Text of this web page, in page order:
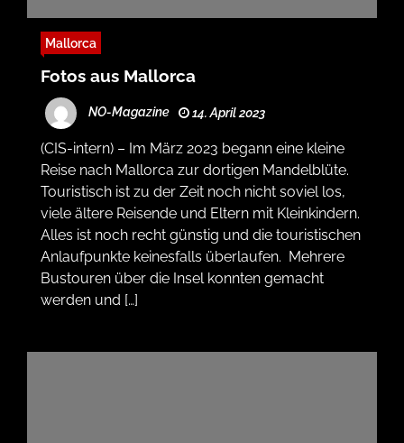
Mallorca
Fotos aus Mallorca
NO-Magazine 14. April 2023
(CIS-intern) – Im März 2023 begann eine kleine
Reise nach Mallorca zur dortigen Mandelblüte.
Touristisch ist zu der Zeit noch nicht soviel los,
viele ältere Reisende und Eltern mit Kleinkindern.
Alles ist noch recht günstig und die touristischen
Anlaufpunkte keinesfalls überlaufen. Mehrere
Bustouren über die Insel konnten gemacht
werden und […]